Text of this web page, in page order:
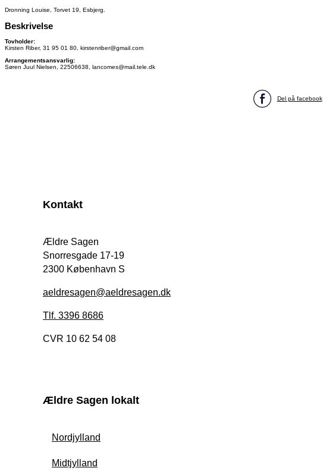
Dronning Louise, Torvet 19, Esbjerg.
Beskrivelse
Tovholder:
Kirsten Riber, 31 95 01 80, kirstenriber@gmail.com
Arrangementsansvarlig:
Søren Juul Nielsen, 22506638, lancomes@mail.tele.dk
Del på facebook
Kontakt
Ældre Sagen
Snorresgade 17-19
2300 København S
aeldresagen@aeldresagen.dk
Tlf. 3396 8686
CVR 10 62 54 08
Ældre Sagen lokalt
Nordjylland
Midtjylland